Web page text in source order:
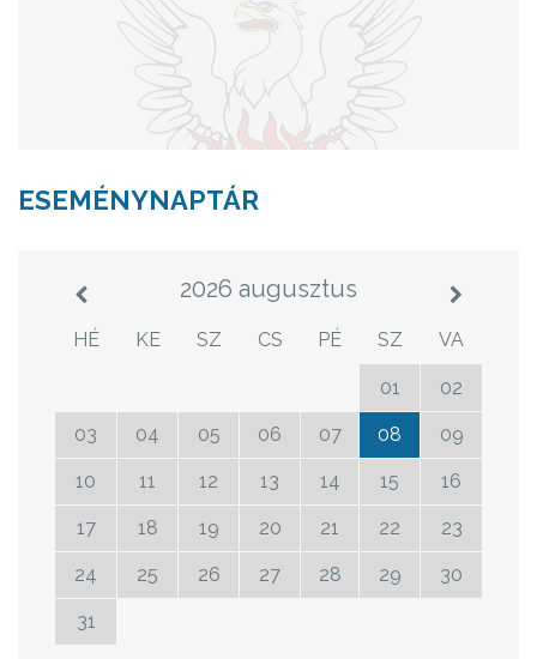
ESEMÉNYNAPTÁR
2026 augusztus
HÉ KE SZ CS PÉ SZ VA
01 02
03 04 05 06 07 08 09
10 11 12 13 14 15 16
17 18 19 20 21 22 23
24 25 26 27 28 29 30
31